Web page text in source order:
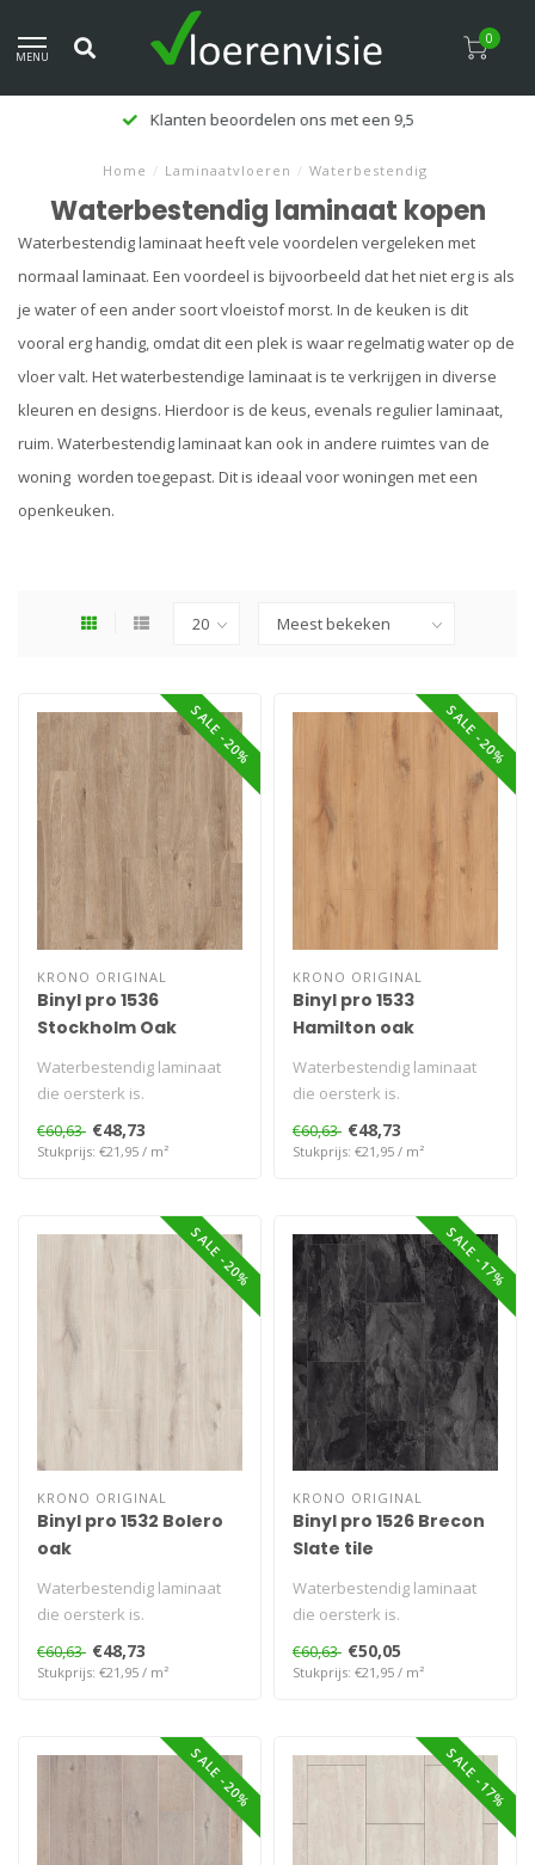
MENU
0
Klanten beoordelen ons met een 9,5
Home / Laminaatvloeren / Waterbestendig
Waterbestendig laminaat kopen
Waterbestendig laminaat heeft vele voordelen vergeleken met
normaal laminaat. Een voordeel is bijvoorbeeld dat het niet erg is als
je water of een ander soort vloeistof morst. In de keuken is dit
vooral erg handig, omdat dit een plek is waar regelmatig water op de
vloer valt. Het waterbestendige laminaat is te verkrijgen in diverse
kleuren en designs. Hierdoor is de keus, evenals regulier laminaat,
ruim. Waterbestendig laminaat kan ook in andere ruimtes van de
woning worden toegepast. Dit is ideaal voor woningen met een
openkeuken.
SALE -20%
KRONO ORIGINAL
Binyl pro 1536
Stockholm Oak
Waterbestendig laminaat
die oersterk is.
€60,63 €48,73
Stukprijs: €21,95 / m²
SALE -20%
KRONO ORIGINAL
Binyl pro 1533
Hamilton oak
Waterbestendig laminaat
die oersterk is.
€60,63 €48,73
Stukprijs: €21,95 / m²
SALE -20%
KRONO ORIGINAL
Binyl pro 1532 Bolero
oak
Waterbestendig laminaat
die oersterk is.
€60,63 €48,73
Stukprijs: €21,95 / m²
SALE -17%
KRONO ORIGINAL
Binyl pro 1526 Brecon
Slate tile
Waterbestendig laminaat
die oersterk is.
€60,63 €50,05
Stukprijs: €21,95 / m²
SALE -20% SALE -17%